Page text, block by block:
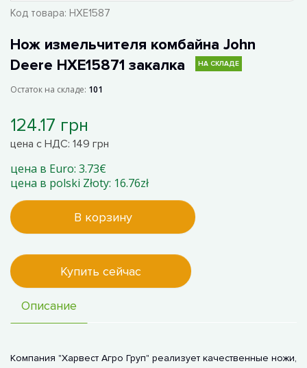
Код товара: HXE1587
Нож измельчителя комбайна John
Deere HXE15871 закалка
НА СКЛАДЕ
Остаток на складе: 101
124.17 грн
цена с НДС: 149 грн
цена в Euro: 3.73€
цена в polski Złoty: 16.76zł
В корзину
Купить сейчас
Описание
Компания "Харвест Агро Груп" реализует качественные ножи,